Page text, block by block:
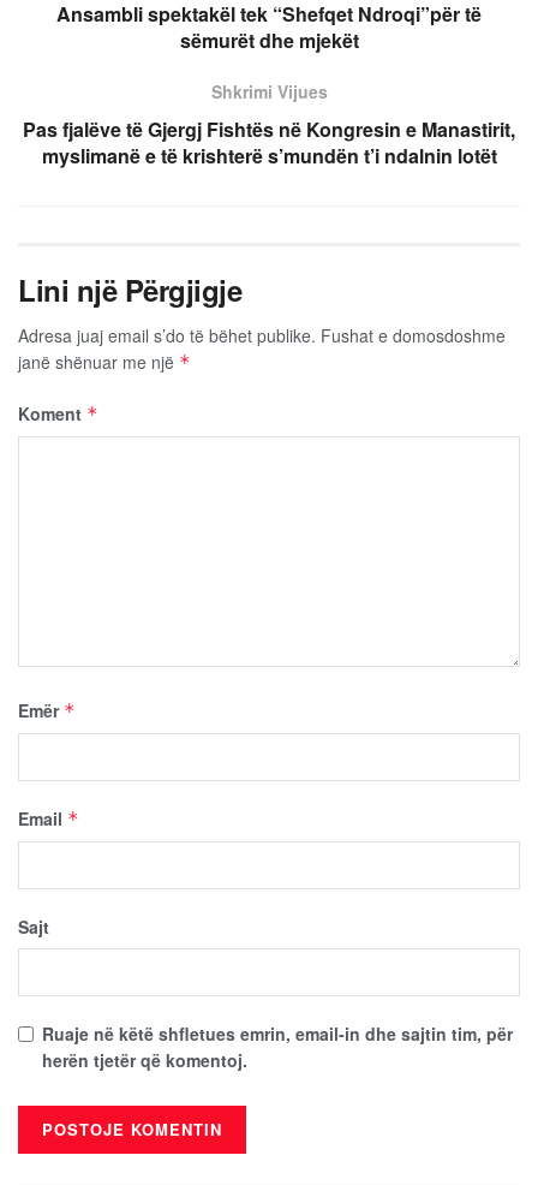
Ansambli spektakël tek “Shefqet Ndroqi”për të
sëmurët dhe mjekët
Shkrimi Vijues
Pas fjalëve të Gjergj Fishtës në Kongresin e Manastirit,
myslimanë e të krishterë s’mundën t’i ndalnin lotët
Lini një Përgjigje
Adresa juaj email s’do të bëhet publike. Fushat e domosdoshme
janë shënuar me një *
Koment *
Emër *
Email *
Sajt
Ruaje në këtë shfletues emrin, email-in dhe sajtin tim, për
herën tjetër që komentoj.